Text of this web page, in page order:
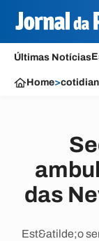
Últimas Notícias
Home>
das
Est&atilde;o